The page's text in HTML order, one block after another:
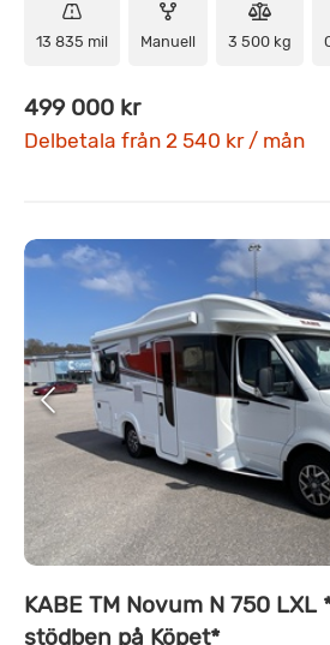
13 835 mil Manuell 3 500 kg
499 000 kr
Delbetala från 2 540 kr / mån
KABE TM Novum N 750
stödben på Köpet*